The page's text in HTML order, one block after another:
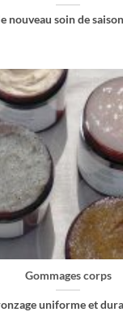
nouveau soin de
Gommages corps
uniforme et